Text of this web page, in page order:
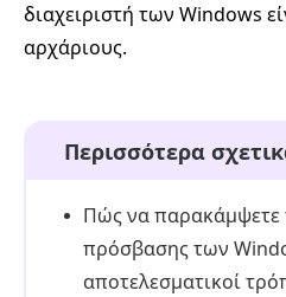
διαχειριστή των Windows
αρχάριους.
Περισσότερα
Πώς να παρακάμψετε
πρόσβασης των
αποτελεσματικοί